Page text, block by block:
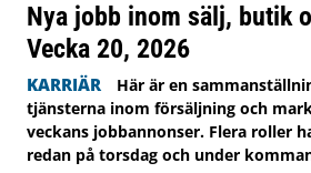
Nya jobb inom sälj, butik
Vecka 20, 2026
KARRIÄR
Här är en
tjänsterna inom försäljning och
veckans jobbannonser. Flera roller
redan på torsdag och under